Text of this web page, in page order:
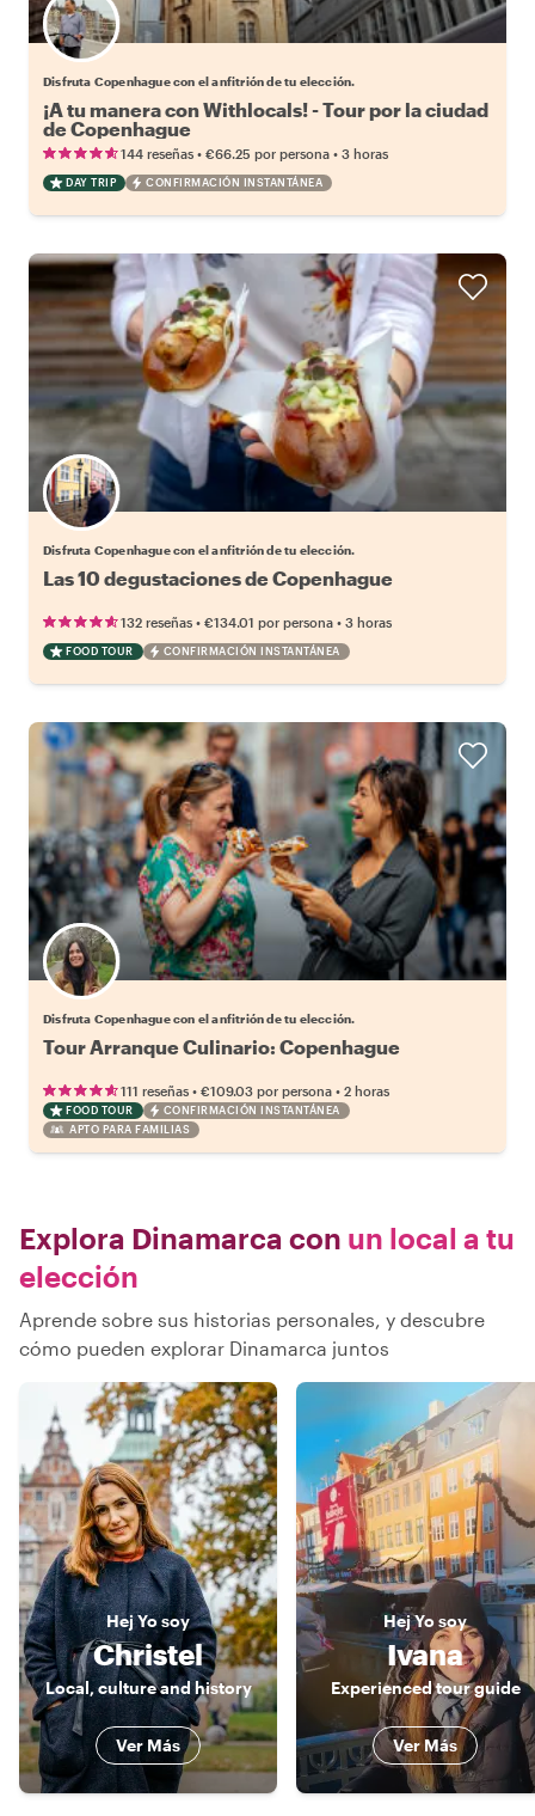
Elige tu local favorito
Disfruta Copenhague con el anfitrión de tu elección.
¡A tu manera con Withlocals! - Tour por la ciudad
de Copenhague
144 reseñas • €66.25 por persona • 3 horas
DAY TRIP CONFIRMACIÓN INSTANTÁNEA
Elige tu local favorito
Disfruta Copenhague con el anfitrión de tu elección.
Las 10 degustaciones de Copenhague
132 reseñas • €134.01 por persona • 3 horas
FOOD TOUR CONFIRMACIÓN INSTANTÁNEA
Elige tu local favorito
Disfruta Copenhague con el anfitrión de tu elección.
Tour Arranque Culinario: Copenhague
111 reseñas • €109.03 por persona • 2 horas
FOOD TOUR
CONFIRMACIÓN INSTANTÁNEA
APTO PARA FAMILIAS
Explora Dinamarca con un local a tu
elección
Aprende sobre sus historias personales, y descubre
cómo pueden explorar Dinamarca juntos
HejYo soy
Christel
Local, culture and history
Ver Más
HejYo soy
Ivana
Experienced tour guide
Ver Más